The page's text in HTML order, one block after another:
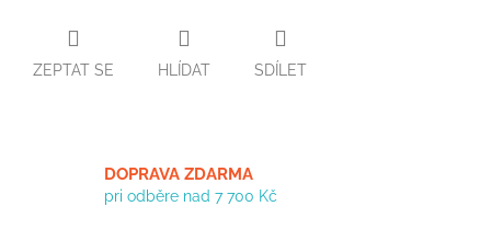
ZEPTAT SE HLÍDAT SDÍLET
DOPRAVA ZDARMA
pri odběre nad 7 700 Kč